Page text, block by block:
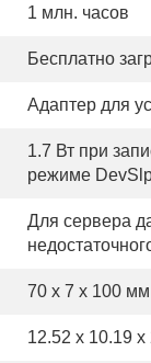
1 млн. часов
Бесплатно
Адаптер для
1.7 Вт при
режиме
Для сервера
70 x 7 x 100 мм
12.52 x 10.19 x